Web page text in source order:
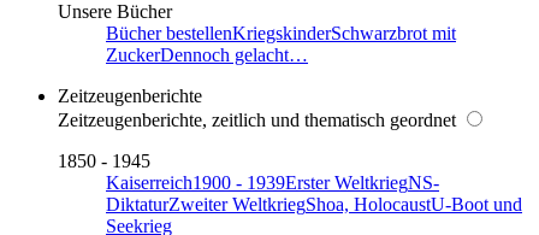
Unsere Bücher
Bücher bestellenKriegskinderSchwarzbrot mit
ZuckerDennoch gelacht…
Zeitzeugenberichte
Zeitzeugenberichte, zeitlich und thematisch geordnet
1850 - 1945
Kaiserreich1900 - 1939Erster WeltkriegNS-
DiktaturZweiter WeltkriegShoa, HolocaustU-Boot und
Seekrieg